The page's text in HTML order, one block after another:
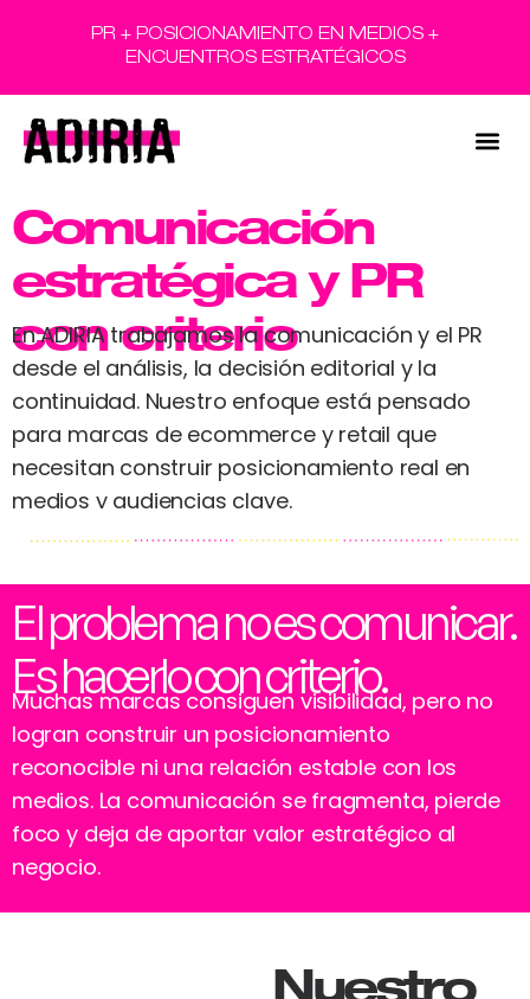
PR + POSICIONAMIENTO EN MEDIOS +
ENCUENTROS ESTRATÉGICOS
Comunicación
estratégica y PR
con criterio
En ADIRIA trabajamos la comunicación y el PR
desde el análisis, la decisión editorial y la
continuidad. Nuestro enfoque está pensado
para marcas de ecommerce y retail que
necesitan construir posicionamiento real en
medios y audiencias clave.
El problema no es comunicar.
Es hacerlo con criterio.
Muchas marcas consiguen visibilidad, pero no
logran construir un posicionamiento
reconocible ni una relación estable con los
medios. La comunicación se fragmenta, pierde
foco y deja de aportar valor estratégico al
negocio.
Nuestro